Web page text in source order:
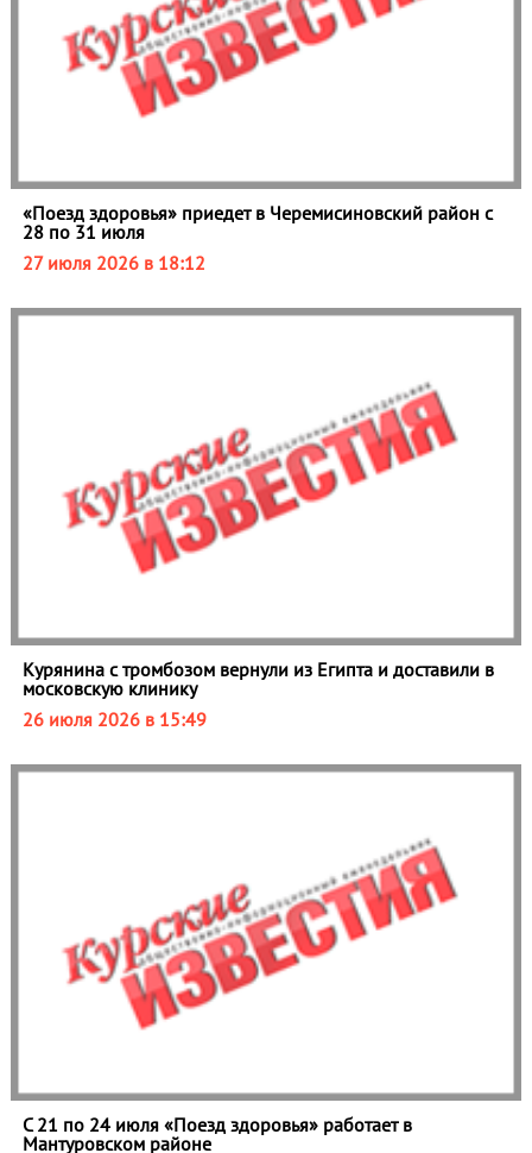
«Поезд здоровья» приедет в Черемисиновский район с
28 по 31 июля
27 июля 2026 в 18:12
Курянина с тромбозом вернули из Египта и доставили в
московскую клинику
26 июля 2026 в 15:49
С 21 по 24 июля «Поезд здоровья» работает в
Мантуровском районе